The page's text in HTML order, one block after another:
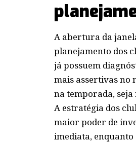
A abertura da
planejamento dos
já possuem
mais assertivas no
na temporada,
A estratégia dos
maior poder de
imediata,